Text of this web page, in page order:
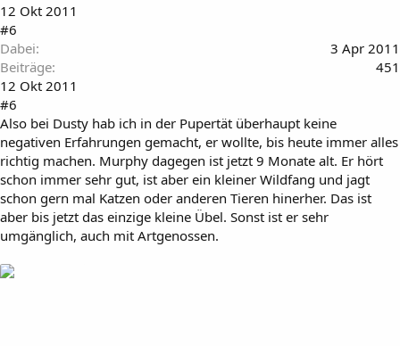
12 Okt 2011
#6
Dabei
3 Apr 2011
Beiträge
451
12 Okt 2011
#6
Also bei Dusty hab ich in der Pupertät überhaupt keine
negativen Erfahrungen gemacht, er wollte, bis heute immer alles
richtig machen. Murphy dagegen ist jetzt 9 Monate alt. Er hört
schon immer sehr gut, ist aber ein kleiner Wildfang und jagt
schon gern mal Katzen oder anderen Tieren hinerher. Das ist
aber bis jetzt das einzige kleine Übel. Sonst ist er sehr
umgänglich, auch mit Artgenossen.